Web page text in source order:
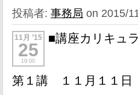
投稿者: 事務局 on 2015/
11月 ’15
25
19:00
■講座カリキュ
第１講 １１月１１日